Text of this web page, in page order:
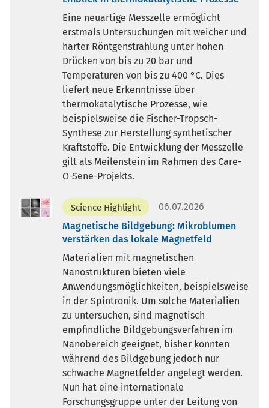
Eine neuartige Messzelle ermöglicht
erstmals Untersuchungen mit weicher und
harter Röntgenstrahlung unter hohen
Drücken von bis zu 20 bar und
Temperaturen von bis zu 400 °C. Dies
liefert neue Erkenntnisse über
thermokatalytische Prozesse, wie
beispielsweise die Fischer-Tropsch-
Synthese zur Herstellung synthetischer
Kraftstoffe. Die Entwicklung der Messzelle
gilt als Meilenstein im Rahmen des Care-
O-Sene-Projekts.
Science Highlight
06.07.2026
Magnetische Bildgebung: Mikroblumen
verstärken das lokale Magnetfeld
Materialien mit magnetischen
Nanostrukturen bieten viele
Anwendungsmöglichkeiten, beispielsweise
in der Spintronik. Um solche Materialien
zu untersuchen, sind magnetisch
empfindliche Bildgebungsverfahren im
Nanobereich geeignet, bisher konnten
während des Bildgebung jedoch nur
schwache Magnetfelder angelegt werden.
Nun hat eine internationale
Forschungsgruppe unter der Leitung von